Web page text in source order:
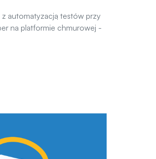
z automatyzacją testów przy
na platformie chmurowej -